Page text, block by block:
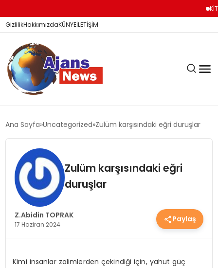
GizlilikHakkımızdaKÜNYEİLETİŞİM
KÖŞE YAZILARI
SİYASET
DÜNYA
Ana Sayfa Uncategorized Zulüm karşısındaki eğri duruşlar
Zulüm karşısındaki eğri
duruşlar
Z.Abidin TOPRAK
17 Haziran 2024
Paylaş
Kimi insanlar zalimlerden çekindiği için, yahut güç